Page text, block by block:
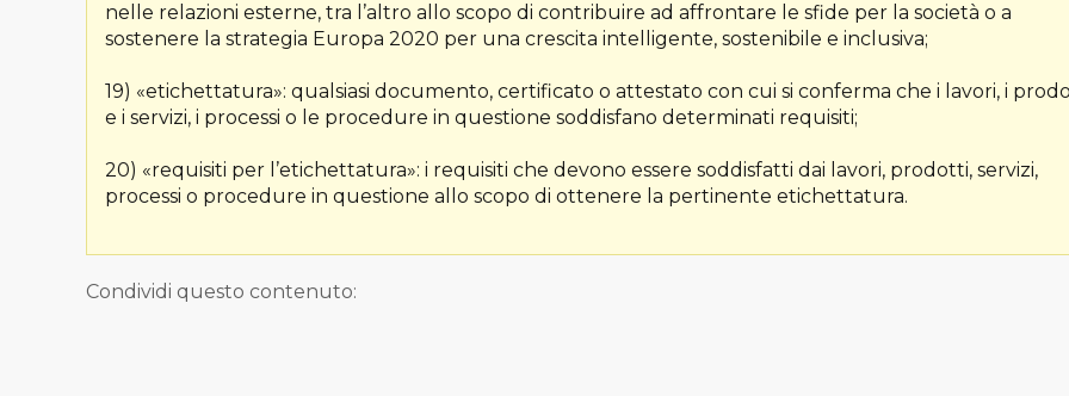
nelle relazioni esterne, tra l’altro allo scopo di contribuire ad affrontare le sfide per la società o a
sostenere la strategia Europa 2020 per una crescita intelligente, sostenibile e inclusiva;
19) «etichettatura»: qualsiasi documento, certificato o attestato con cui si conferma che i lavori, i
e i servizi, i processi o le procedure in questione soddisfano determinati requisiti;
20) «requisiti per l’etichettatura»: i requisiti che devono essere soddisfatti dai lavori, prodotti, servizi,
processi o procedure in questione allo scopo di ottenere la pertinente etichettatura.
Condividi questo contenuto: